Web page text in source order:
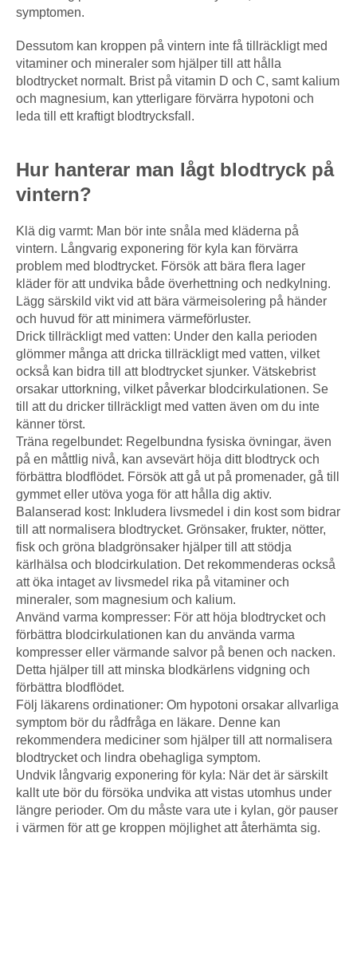
symptomen.
Dessutom kan kroppen på vintern inte få tillräckligt med
vitaminer och mineraler som hjälper till att hålla
blodtrycket normalt. Brist på vitamin D och C, samt kalium
och magnesium, kan ytterligare förvärra hypotoni och
leda till ett kraftigt blodtrycksfall.
Hur hanterar man lågt blodtryck på
vintern?
Klä dig varmt: Man bör inte snåla med kläderna på
vintern. Långvarig exponering för kyla kan förvärra
problem med blodtrycket. Försök att bära flera lager
kläder för att undvika både överhettning och nedkylning.
Lägg särskild vikt vid att bära värmeisolering på händer
och huvud för att minimera värmeförluster.
Drick tillräckligt med vatten: Under den kalla perioden
glömmer många att dricka tillräckligt med vatten, vilket
också kan bidra till att blodtrycket sjunker. Vätskebrist
orsakar uttorkning, vilket påverkar blodcirkulationen. Se
till att du dricker tillräckligt med vatten även om du inte
känner törst.
Träna regelbundet: Regelbundna fysiska övningar, även
på en måttlig nivå, kan avsevärt höja ditt blodtryck och
förbättra blodflödet. Försök att gå ut på promenader, gå till
gymmet eller utöva yoga för att hålla dig aktiv.
Balanserad kost: Inkludera livsmedel i din kost som bidrar
till att normalisera blodtrycket. Grönsaker, frukter, nötter,
fisk och gröna bladgrönsaker hjälper till att stödja
kärlhälsa och blodcirkulation. Det rekommenderas också
att öka intaget av livsmedel rika på vitaminer och
mineraler, som magnesium och kalium.
Använd varma kompresser: För att höja blodtrycket och
förbättra blodcirkulationen kan du använda varma
kompresser eller värmande salvor på benen och nacken.
Detta hjälper till att minska blodkärlens vidgning och
förbättra blodflödet.
Följ läkarens ordinationer: Om hypotoni orsakar allvarliga
symptom bör du rådfråga en läkare. Denne kan
rekommendera mediciner som hjälper till att normalisera
blodtrycket och lindra obehagliga symptom.
Undvik långvarig exponering för kyla: När det är särskilt
kallt ute bör du försöka undvika att vistas utomhus under
längre perioder. Om du måste vara ute i kylan, gör pauser
i värmen för att ge kroppen möjlighet att återhämta sig.